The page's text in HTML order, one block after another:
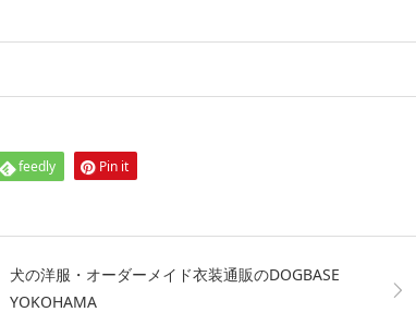
feedly Pin it
犬の洋服・オーダーメイド衣装通販のDOGBASE
YOKOHAMA